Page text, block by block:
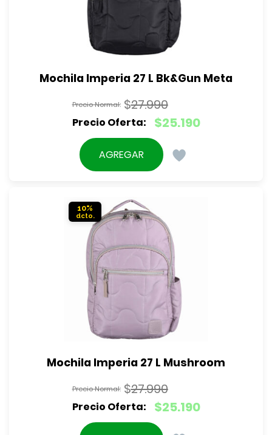
Mochila Imperia 27 L Bk&Gun Meta
$27.990
El
precio
original
$25.190
El
precio
actual
AGREGAR
10%
Mochila Imperia 27 L Mushroom
$27.990
El
precio
$25.190
El